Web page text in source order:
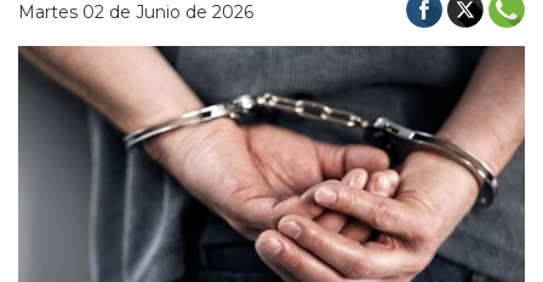
Martes 02 de Junio de 2026